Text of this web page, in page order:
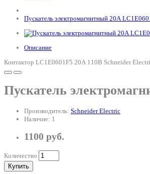
Пускатель электромагнитный 20А
Описание
Контактор LC1E0601F5 20А 110В Schneider
Пускатель
Производитель: Schneider Electric
Наличие: 1
1100 руб.
Количество
Купить